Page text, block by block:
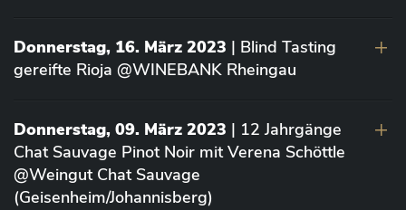
Donnerstag, 16. März 2023 | Blind Tasting
gereifte Rioja @WINEBANK Rheingau
Donnerstag, 09. März 2023 | 12 Jahrgänge
Chat Sauvage Pinot Noir mit Verena Schöttle
@Weingut Chat Sauvage
(Geisenheim/Johannisberg)